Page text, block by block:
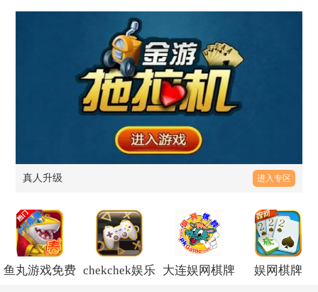
真人升级 进入专区
鱼丸游戏免费 chekchek娱乐 大连娱网棋牌 娱网棋牌